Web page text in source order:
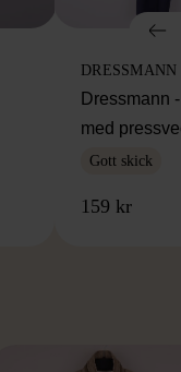
DRESSMANN
Dressmann
med
Gott skick
159 kr